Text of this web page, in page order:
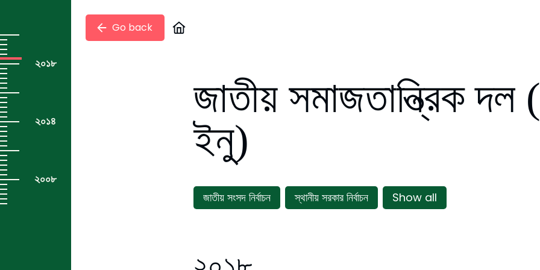
২০১৮
২০১৪
২০০৮
জাতীয় সমাজতান্ত্রিক দল
ইনু)
Go back
জাতীয় সংসদ নির্বাচন স্থানীয় সরকার নির্বাচন Show all